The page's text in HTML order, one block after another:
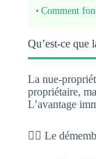
Comment
Qu’est-ce que
La nue-
propriétaire,
L’avantage
👉🏻 Le